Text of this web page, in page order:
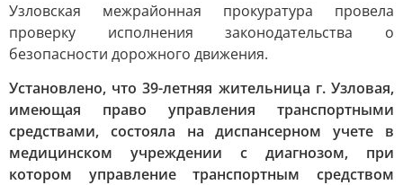
Узловская межрайонная прокуратура провела
проверку исполнения законодательства о
безопасности дорожного движения.
Установлено, что 39-летняя жительница г. Узловая,
имеющая право управления транспортными
средствами, состояла на диспансерном учете в
медицинском учреждении с диагнозом, при
котором управление транспортным средством